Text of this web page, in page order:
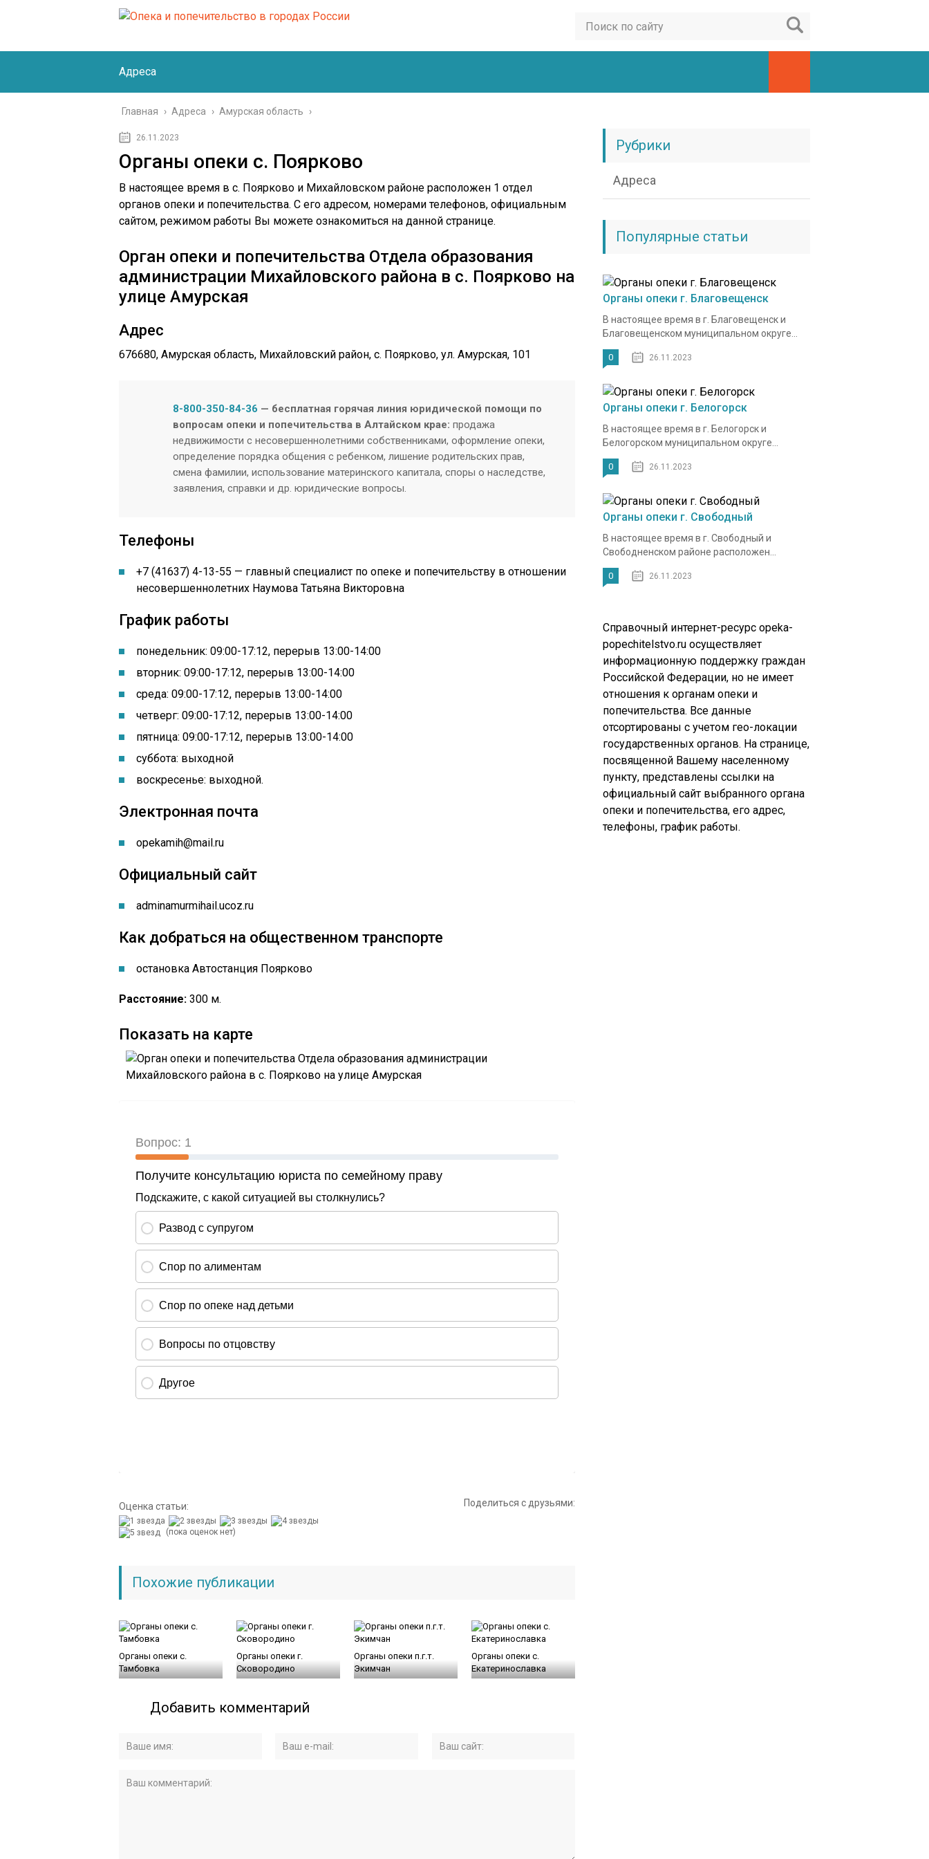
Адреса
Главная › Адреса › Амурская область ›
26.11.2023
Органы опеки с. Поярково
В настоящее время в с. Поярково и Михайловском районе расположен 1 отдел
органов опеки и попечительства. С его адресом, номерами телефонов, официальным
сайтом, режимом работы Вы можете ознакомиться на данной странице.
Орган опеки и попечительства Отдела образования
администрации Михайловского района в с. Поярково на
улице Амурская
Адрес
676680, Амурская область, Михайловский район, с. Поярково, ул. Амурская, 101
8-800-350-84-36 — бесплатная горячая линия юридической помощи по
вопросам опеки и попечительства в Алтайском крае: продажа
недвижимости с несовершеннолетними собственниками, оформление опеки,
определение порядка общения с ребенком, лишение родительских прав,
смена фамилии, использование материнского капитала, споры о наследстве,
заявления, справки и др. юридические вопросы.
Телефоны
+7 (41637) 4-13-55 — главный специалист по опеке и попечительству в отношении
несовершеннолетних Наумова Татьяна Викторовна
График работы
понедельник: 09:00-17:12, перерыв 13:00-14:00
вторник: 09:00-17:12, перерыв 13:00-14:00
среда: 09:00-17:12, перерыв 13:00-14:00
четверг: 09:00-17:12, перерыв 13:00-14:00
пятница: 09:00-17:12, перерыв 13:00-14:00
суббота: выходной
воскресенье: выходной.
Электронная почта
opekamih@mail.ru
Официальный сайт
adminamurmihail.ucoz.ru
Как добраться на общественном транспорте
остановка Автостанция Поярково
Расстояние: 300 м.
Показать на карте
Оценка статьи:
(пока оценок нет)
Поделиться с друзьями:
Похожие публикации
Органы опеки с.
Тамбовка
Органы опеки г.
Сковородино
Органы опеки п.г.т.
Экимчан
Органы опеки с.
Екатеринославка
Добавить комментарий
Рубрики
Адреса
Популярные статьи
Органы опеки г. Благовещенск
В настоящее время в г. Благовещенск и
Благовещенском муниципальном округе...
0 26.11.2023
Органы опеки г. Белогорск
В настоящее время в г. Белогорск и
Белогорском муниципальном округе...
0 26.11.2023
Органы опеки г. Свободный
В настоящее время в г. Свободный и
Свободненском районе расположен...
0 26.11.2023
Справочный интернет-ресурс opeka-
popechitelstvo.ru осуществляет
информационную поддержку граждан
Российской Федерации, но не имеет
отношения к органам опеки и
попечительства. Все данные
отсортированы с учетом гео-локации
государственных органов. На странице,
посвященной Вашему населенному
пункту, представлены ссылки на
официальный сайт выбранного органа
опеки и попечительства, его адрес,
телефоны, график работы.